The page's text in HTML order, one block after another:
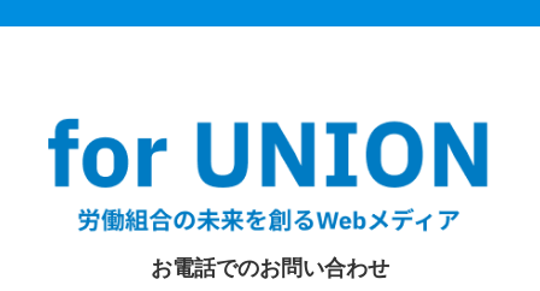
お電話でのお問い合わせ